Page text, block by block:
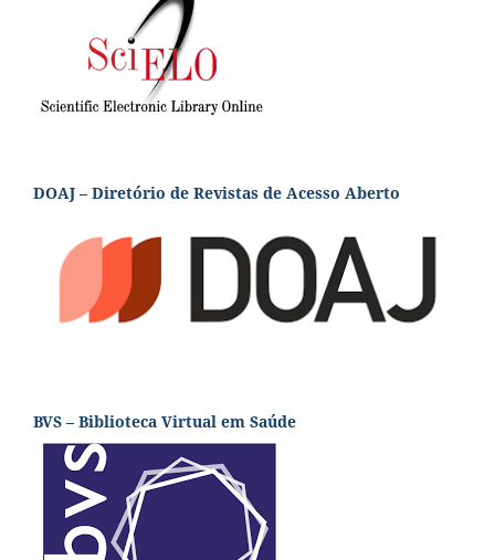
DOAJ – Diretório de Revistas de Acesso Aberto
BVS – Biblioteca Virtual em Saúde